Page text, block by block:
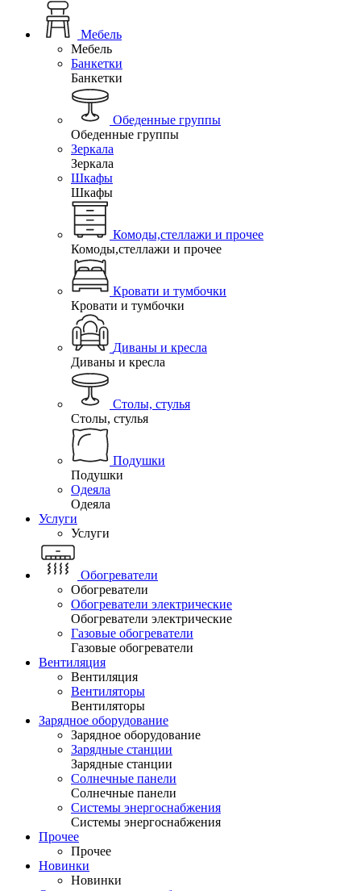
Мебель
Мебель
Банкетки
Банкетки
Обеденные группы
Обеденные группы
Зеркала
Зеркала
Шкафы
Шкафы
Комоды,стеллажи и прочее
Комоды,стеллажи и прочее
Кровати и тумбочки
Кровати и тумбочки
Диваны и кресла
Диваны и кресла
Столы, стулья
Столы, стулья
Подушки
Подушки
Одеяла
Одеяла
Услуги
Услуги
Обогреватели
Обогреватели
Обогреватели электрические
Обогреватели электрические
Газовые обогреватели
Газовые обогреватели
Вентиляция
Вентиляция
Вентиляторы
Вентиляторы
Зарядное оборудование
Зарядное оборудование
Зарядные станции
Зарядные станции
Солнечные панели
Солнечные панели
Системы энергоснабжения
Системы энергоснабжения
Прочее
Прочее
Новинки
Новинки